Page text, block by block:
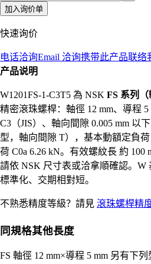
加入询价单
快速询价
电话洽询Email 洽询携带此产品联络
产品说明
W1201FS-1-C3T5 為 NSK FS 系列（
精密滾珠螺桿：軸徑 12 mm、導程
C3（JIS）、軸向間隙 0.005 mm 以
型，軸向間隙 T），基本動額定負
荷 C0a 6.26 kN。有效螺紋長 約 100
請依 NSK 尺寸表或洽拿順確認。W
標準化、交期相對短。
不熟悉精度等級？請見 滾珠螺桿精
同規格其他長度
FS 軸徑 12 mm×導程 5 mm 另有下